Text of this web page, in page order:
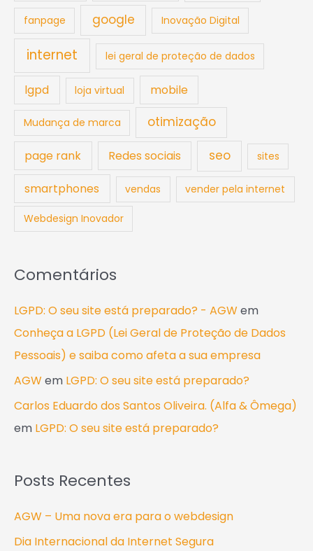
fanpage google Inovação Digital
internet lei geral de proteção de dados
lgpd loja virtual mobile
Mudança de marca otimização
page rank Redes sociais seo sites
smartphones vendas vender pela internet
Webdesign Inovador
Comentários
LGPD: O seu site está preparado? - AGW em
Conheça a LGPD (Lei Geral de Proteção de Dados
Pessoais) e saiba como afeta a sua empresa
AGW em LGPD: O seu site está preparado?
Carlos Eduardo dos Santos Oliveira. (Alfa & Ômega)
em LGPD: O seu site está preparado?
Posts Recentes
AGW – Uma nova era para o webdesign
Dia Internacional da Internet Segura